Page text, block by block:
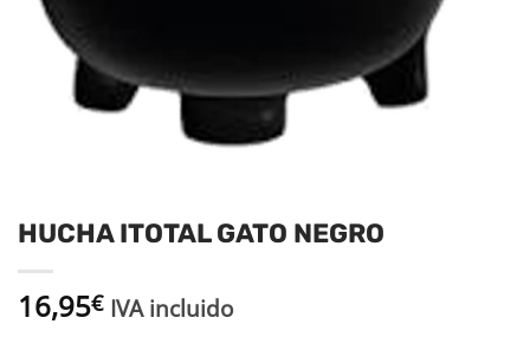
HUCHA ITOTAL GATO NEGRO
16,95€ IVA incluido